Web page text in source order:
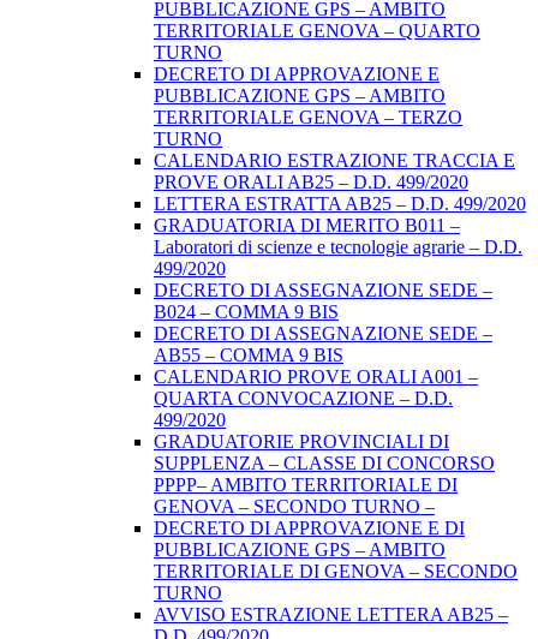
PUBBLICAZIONE GPS – AMBITO
TERRITORIALE GENOVA – QUARTO
TURNO
DECRETO DI APPROVAZIONE E
PUBBLICAZIONE GPS – AMBITO
TERRITORIALE GENOVA – TERZO
TURNO
CALENDARIO ESTRAZIONE TRACCIA E
PROVE ORALI AB25 – D.D. 499/2020
LETTERA ESTRATTA AB25 – D.D. 499/2020
GRADUATORIA DI MERITO B011 –
Laboratori di scienze e tecnologie agrarie – D.D.
499/2020
DECRETO DI ASSEGNAZIONE SEDE –
B024 – COMMA 9 BIS
DECRETO DI ASSEGNAZIONE SEDE –
AB55 – COMMA 9 BIS
CALENDARIO PROVE ORALI A001 –
QUARTA CONVOCAZIONE – D.D.
499/2020
GRADUATORIE PROVINCIALI DI
SUPPLENZA – CLASSE DI CONCORSO
PPPP– AMBITO TERRITORIALE DI
GENOVA – SECONDO TURNO –
DECRETO DI APPROVAZIONE E DI
PUBBLICAZIONE GPS – AMBITO
TERRITORIALE DI GENOVA – SECONDO
TURNO
AVVISO ESTRAZIONE LETTERA AB25 –